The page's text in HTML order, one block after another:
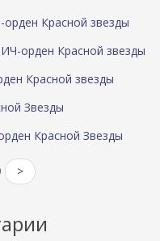
Красной звезды
Красной звезды
Красной звезды
Звезды
Красной Звезды
>